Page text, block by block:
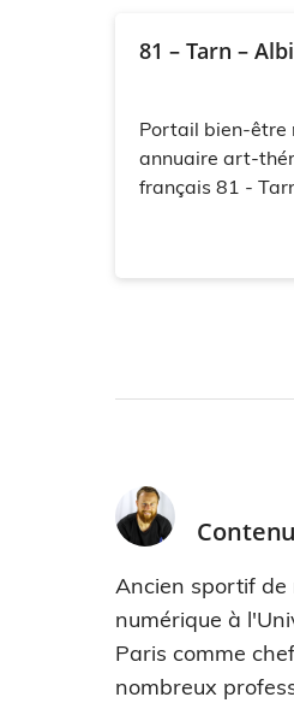
81 – Tarn – Albi
Portail bien-être
annuaire art-
français 81 -
Ancien sportif de
numérique à
Paris comme
nombreux